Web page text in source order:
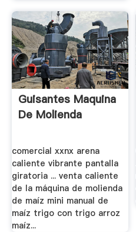
Guisantes Maquina
De Molienda
comercial xxnx arena
caliente vibrante pantalla
giratoria ... venta caliente
de la máquina de molienda
de maíz mini manual de
maíz trigo con trigo arroz
maíz...